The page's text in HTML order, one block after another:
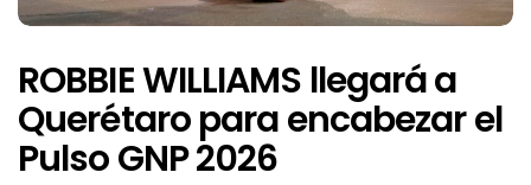
ROBBIE WILLIAMS llegará a
Querétaro para encabezar el
Pulso GNP 2026